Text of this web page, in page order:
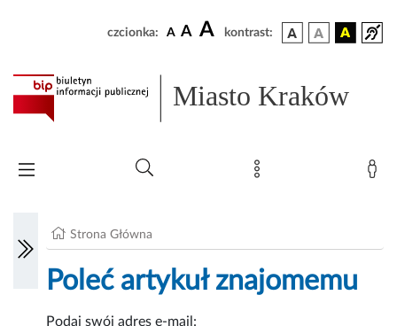
czcionka: A A A kontrast:
Miasto Kraków
Strona Główna
Poleć artykuł znajomemu
Podaj swój adres e-mail: